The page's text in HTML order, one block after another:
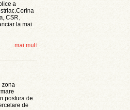
a
CSR,
la mai
mai mult
zona
postura de
de